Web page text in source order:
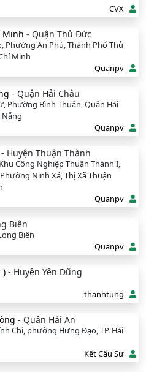
CVX
Minh - Quận Thủ Đức
Phường An Phú, Thành Phố Thủ
Minh
Quanpv
- Quận Hải Châu
Phường Bình Thuận, Quận Hải
Nẵng
Quanpv
- Huyện Thuận Thành
Công Nghiệp Thuận Thành I,
Ninh Xá, Thị Xã Thuận
Quanpv
Biên
Biên
Quanpv
) - Huyện Yên Dũng
thanhtung
- Quận Hải An
Chi, phường Hưng Đạo, TP. Hải
Kết Cấu Sư